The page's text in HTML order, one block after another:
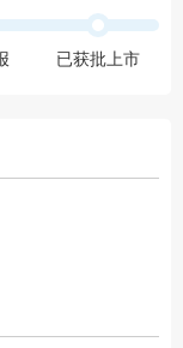
已获批上市